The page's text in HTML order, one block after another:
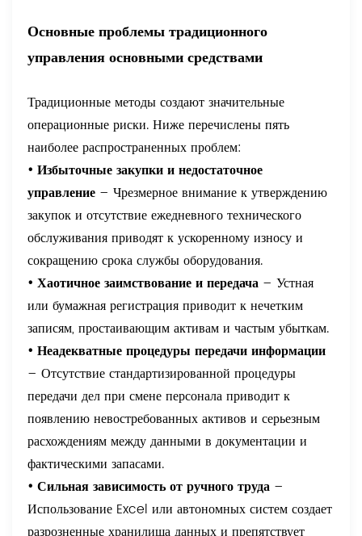
Основные проблемы традиционного
управления основными средствами
Традиционные методы создают значительные
операционные риски. Ниже перечислены пять
наиболее распространенных проблем:
• Избыточные закупки и недостаточное
управление – Чрезмерное внимание к утверждению
закупок и отсутствие ежедневного технического
обслуживания приводят к ускоренному износу и
сокращению срока службы оборудования.
• Хаотичное заимствование и передача – Устная
или бумажная регистрация приводит к нечетким
записям, простаивающим активам и частым убыткам.
• Неадекватные процедуры передачи информации
– Отсутствие стандартизированной процедуры
передачи дел при смене персонала приводит к
появлению невостребованных активов и серьезным
расхождениям между данными в документации и
фактическими запасами.
• Сильная зависимость от ручного труда –
Использование Excel или автономных систем создает